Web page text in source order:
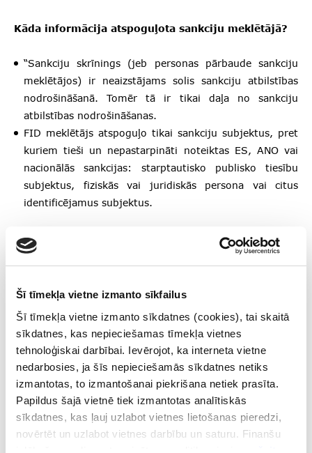
Šī tīmekļa vietne izmanto sīkfailus
Šī tīmekļa vietne izmanto sīkdatnes (cookies), tai skaitā
sīkdatnes, kas nepieciešamas tīmekļa vietnes
tehnoloģiskai darbībai. Ievērojot, ka interneta vietne
nedarbosies, ja šīs nepieciešamās sīkdatnes netiks
izmantotas, to izmantošanai piekrišana netiek prasīta.
Papildus šajā vietnē tiek izmantotas analītiskās
sīkdatnes, kas ļauj uzlabot vietnes lietošanas pieredzi,
novērtēt un uzlabot vietnes darbību un saturu. Finanšu
Kāda informācija atspoguļota sankciju meklētājā?
“Sankciju skrīnings (jeb personas pārbaude sankciju
meklētājos) ir neaizstājams solis sankciju atbilstības
nodrošināšanā. Tomēr tā ir tikai daļa no sankciju
atbilstības nodrošināšanas.
FID meklētājs atspoguļo tikai sankciju subjektus, pret
kuriem tieši un nepastarpināti noteiktas ES, ANO vai
nacionālās sankcijas: starptautisko publisko tiesību
subjektus, fiziskās vai juridiskās persona vai citus
identificējamus subjektus.
Kur meklēt aktuālo informāciju par aizliegtajām
Informāciju par aizliegtajiem pakalpojumiem vai precēm
visērtāk iespējams atrast mājaslapā
https://www.sanctionsmap.eu/#/main
, izvēloties valsti,
kuru pārstāv Jūsu preces vai pakalpojuma pircējs.
Kā varu pārliecināties, cik aktuāla informācija
sankciju meklētājā ir atrodama?
Sankciju meklētāja sadaļā “Lejuplādēt sankciju